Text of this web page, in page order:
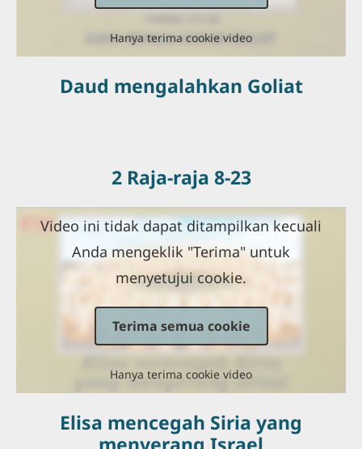
Hanya terima cookie video
Daud mengalahkan Goliat
2 Raja-raja 8-23
Video ini tidak dapat ditampilkan kecuali
Anda mengeklik "Terima" untuk
menyetujui cookie.
Terima semua cookie
Hanya terima cookie video
Elisa mencegah Siria yang